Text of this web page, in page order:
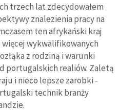
trzech lat zdecydowałem
znalezienia pracy na
ten afrykański kraj
wykwalifikowanych
z rodziną i warunki
portugalskich realiów. Zaletą
i nieco lepsze zarobki -
technik branży